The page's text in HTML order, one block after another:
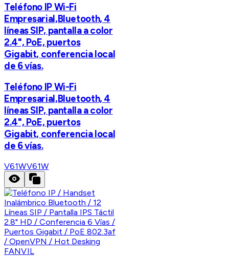
Teléfono IP Wi-Fi
Empresarial,Bluetooth, 4
líneas SIP, pantalla a color
2.4", PoE, puertos
Gigabit, conferencia local
de 6 vías.
Teléfono IP Wi-Fi
Empresarial,Bluetooth, 4
líneas SIP, pantalla a color
2.4", PoE, puertos
Gigabit, conferencia local
de 6 vías.
V61WV61W
FANVIL